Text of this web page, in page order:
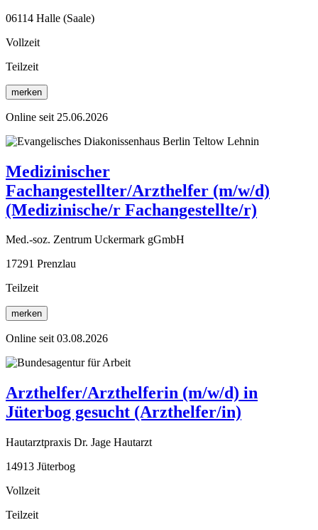
06114 Halle (Saale)
Vollzeit
Teilzeit
merken
Online seit 25.06.2026
Medizinischer
Fachangestellter/Arzthelfer (m/w/d)
(Medizinische/r Fachangestellte/r)
Med.-soz. Zentrum Uckermark gGmbH
17291 Prenzlau
Teilzeit
merken
Online seit 03.08.2026
Arzthelfer/Arzthelferin (m/w/d) in
Jüterbog gesucht (Arzthelfer/in)
Hautarztpraxis Dr. Jage Hautarzt
14913 Jüterbog
Vollzeit
Teilzeit